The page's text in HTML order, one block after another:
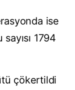
ise
1794
çökertildi